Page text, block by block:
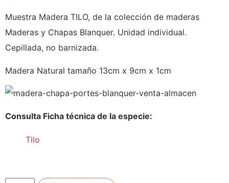
Muestra Madera TILO, de la colección de maderas
Maderas y Chapas Blanquer. Unidad individual.
Cepillada, no barnizada.
Madera Natural tamaño 13cm x 9cm x 1cm
Consulta Ficha técnica de la especie:
Tilo